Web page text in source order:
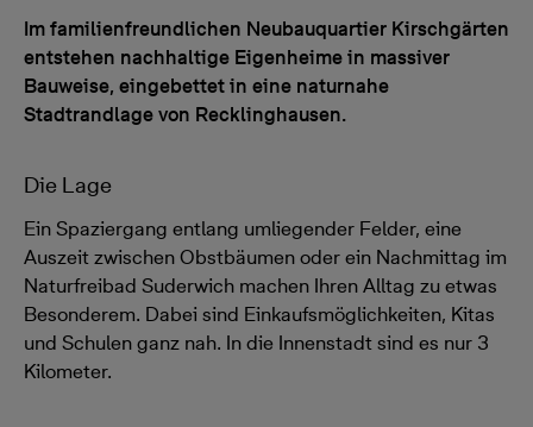
Im familienfreundlichen Neubauquartier Kirschgärten
entstehen nachhaltige Eigenheime in massiver
Bauweise, eingebettet in eine naturnahe
Stadtrandlage von Recklinghausen.
Die Lage
Ein Spaziergang entlang umliegender Felder, eine
Auszeit zwischen Obstbäumen oder ein Nachmittag im
Naturfreibad Suderwich machen Ihren Alltag zu etwas
Besonderem. Dabei sind Einkaufsmöglichkeiten, Kitas
und Schulen ganz nah. In die Innenstadt sind es nur 3
Kilometer.